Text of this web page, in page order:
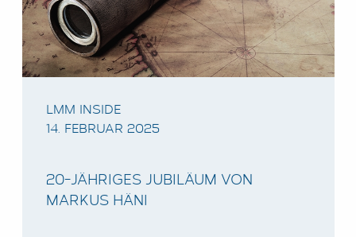
LMM INSIDE
14. FEBRUAR 2025
20-JÄHRIGES JUBILÄUM VON
MARKUS HÄNI